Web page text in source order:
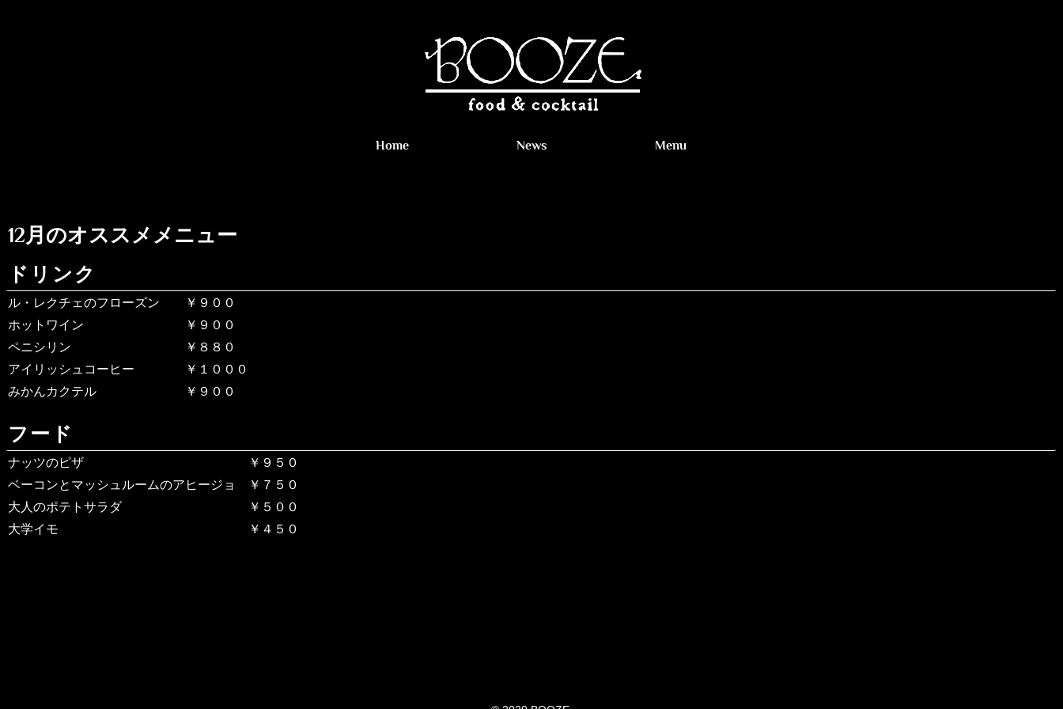
Home News Menu
12月のオススメメニュー
ドリンク
ル・レクチェのフローズン ￥９００
ホットワイン ￥９００
ペニシリン ￥８８０
アイリッシュコーヒー ￥１０００
みかんカクテル ￥９００
フード
ナッツのピザ ￥９５０
ベーコンとマッシュルームのアヒージョ ￥７５０
大人のポテトサラダ ￥５００
大学イモ ￥４５０